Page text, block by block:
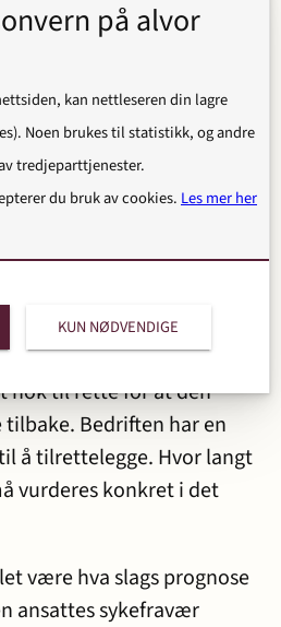
som loven stiller
eksempel kravene om
av oppfølgingsplan
sykefraværet startet, samt
være om bedriften har
nok til rette for at den
Bedriften har en
å tilrettelegge. Hvor langt
vurderes konkret i det
være hva slags prognose
ansattes sykefravær
på alvor
kan nettleseren din lagre
Noen brukes til statistikk, og andre
tredjeparttjenester.
du bruk av cookies. Les mer her
KUN NØDVENDIGE